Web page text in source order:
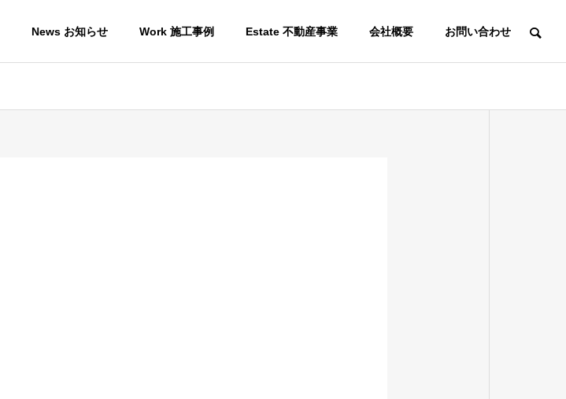
News お知らせ Work 施工事例 Estate 不動産事業 会社概要 お問い合わせ